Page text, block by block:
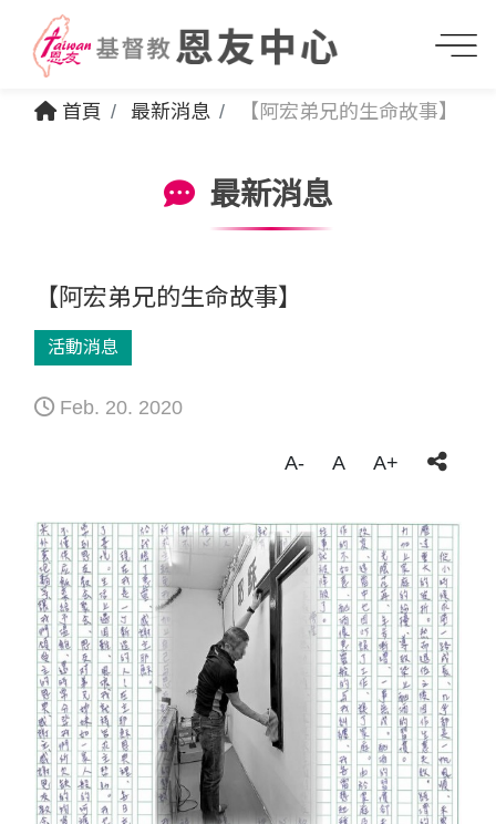
首頁 最新消息 【阿宏弟兄的生命故事】
最新消息
【阿宏弟兄的生命故事】
活動消息
Feb. 20. 2020
A- A A+